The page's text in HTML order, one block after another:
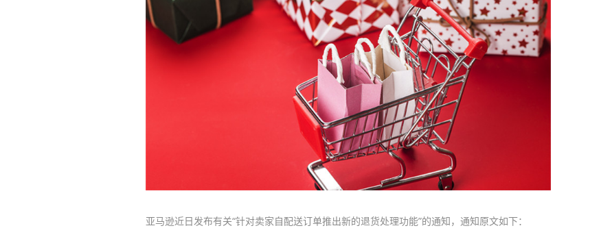
亚马逊近日发布有关“针对卖家自配送订单推出新的退货处理功能”的通知，通知原文如下：